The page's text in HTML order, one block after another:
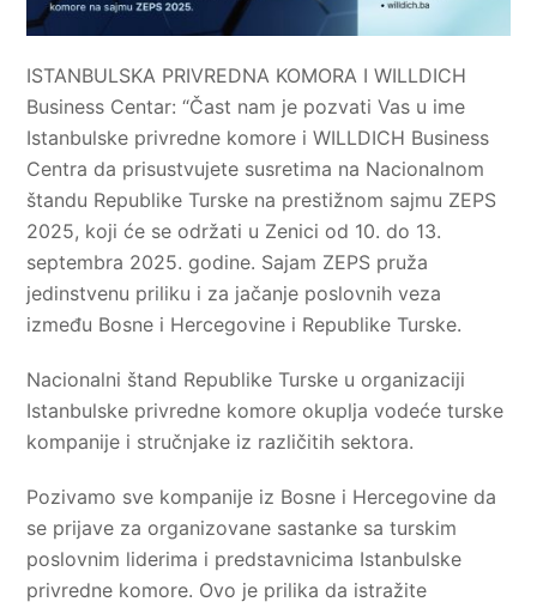
ISTANBULSKA PRIVREDNA KOMORA I WILLDICH
Business Centar: “Čast nam je pozvati Vas u ime
Istanbulske privredne komore i WILLDICH Business
Centra da prisustvujete susretima na Nacionalnom
štandu Republike Turske na prestižnom sajmu ZEPS
2025, koji će se održati u Zenici od 10. do 13.
septembra 2025. godine. Sajam ZEPS pruža
jedinstvenu priliku i za jačanje poslovnih veza
između Bosne i Hercegovine i Republike Turske.
Nacionalni štand Republike Turske u organizaciji
Istanbulske privredne komore okuplja vodeće turske
kompanije i stručnjake iz različitih sektora.
Pozivamo sve kompanije iz Bosne i Hercegovine da
se prijave za organizovane sastanke sa turskim
poslovnim liderima i predstavnicima Istanbulske
privredne komore. Ovo je prilika da istražite